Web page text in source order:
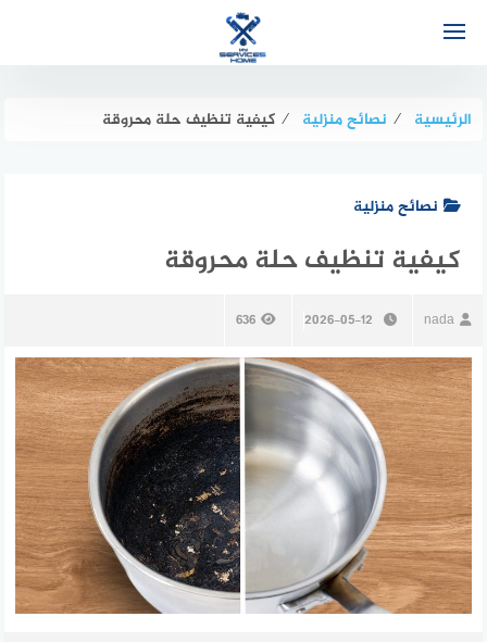
الرئيسية ⁄ نصائح منزلية ⁄ كيفية تنظيف حلة محروقة
نصائح منزلية
كيفية تنظيف حلة محروقة
nada
2026-05-12
636